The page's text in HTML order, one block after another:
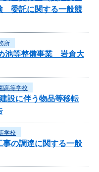
委託に関する一般競
所
池等整備事業 岩倉大
高等学校
設に伴う物品等移転
学校
事の調達に関する一般